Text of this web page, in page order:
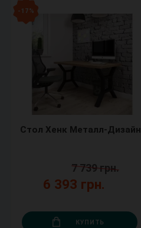
- 17 %
Стол Хенк Металл-Дизайн
6 393 грн.
7 739 грн.
КУПИТЬ